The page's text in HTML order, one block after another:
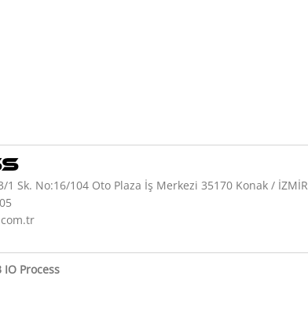
Sk. No:16/104 Oto Plaza İş Merkezi 35170 Konak / İZMİR
Process